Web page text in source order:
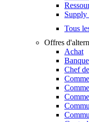
Supply
Tous
Offres
Achat
Banque
Chef